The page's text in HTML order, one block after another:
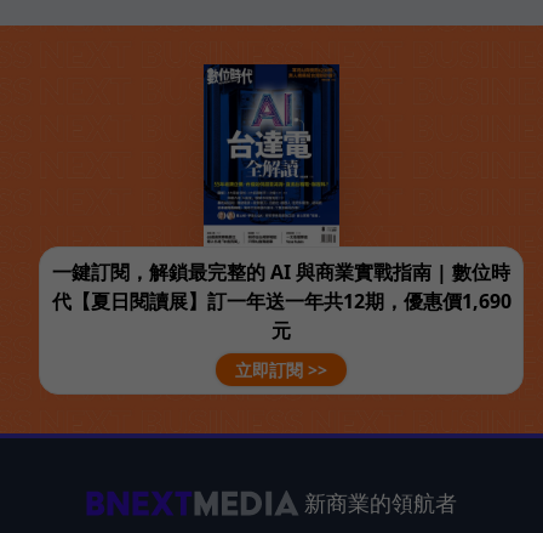
一鍵訂閱，解鎖最完整的 AI 與商業實戰指南 | 數位時
代【夏日閱讀展】訂一年送一年共12期，優惠價1,690
元
立即訂閱 >>
新商業的領航者